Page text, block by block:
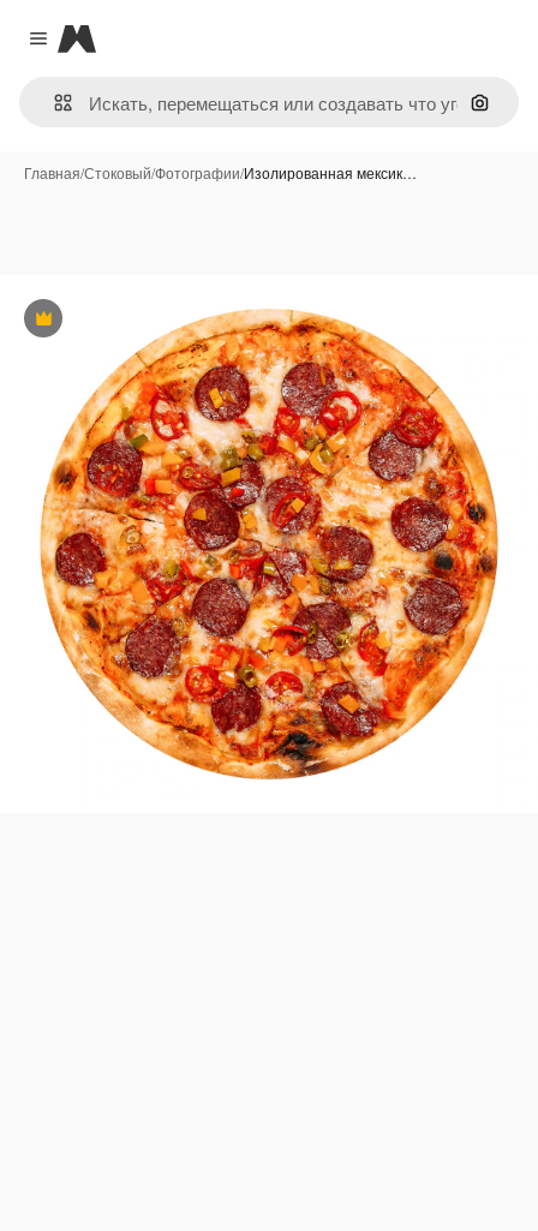
Close menu
Magnific
Поиск
Главная/Стоковый/Фотографии/Изолированная мексик…
Премиум